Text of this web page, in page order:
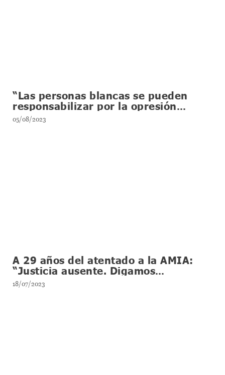
“Las personas blancas se pueden
responsabilizar por la opresión
racista”
05/08/2023
A 29 años del atentado a la AMIA:
“Justicia ausente. Digamos
presente.”
18/07/2023